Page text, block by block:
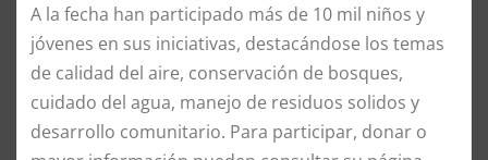
A la fecha han participado más de 10 mil niños y
jóvenes en sus iniciativas, destacándose los temas
de calidad del aire, conservación de bosques,
cuidado del agua, manejo de residuos solidos y
desarrollo comunitario. Para participar, donar o